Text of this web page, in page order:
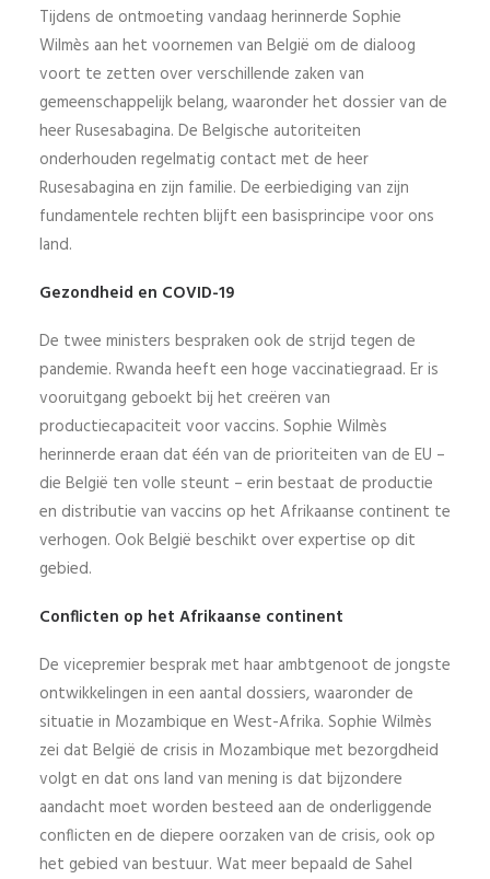
Tijdens de ontmoeting vandaag herinnerde Sophie
Wilmès aan het voornemen van België om de dialoog
voort te zetten over verschillende zaken van
gemeenschappelijk belang, waaronder het dossier van de
heer Rusesabagina. De Belgische autoriteiten
onderhouden regelmatig contact met de heer
Rusesabagina en zijn familie. De eerbiediging van zijn
fundamentele rechten blijft een basisprincipe voor ons
land.
Gezondheid en COVID-19
De twee ministers bespraken ook de strijd tegen de
pandemie. Rwanda heeft een hoge vaccinatiegraad. Er is
vooruitgang geboekt bij het creëren van
productiecapaciteit voor vaccins. Sophie Wilmès
herinnerde eraan dat één van de prioriteiten van de EU –
die België ten volle steunt – erin bestaat de productie
en distributie van vaccins op het Afrikaanse continent te
verhogen. Ook België beschikt over expertise op dit
gebied.
Conflicten op het Afrikaanse continent
De vicepremier besprak met haar ambtgenoot de jongste
ontwikkelingen in een aantal dossiers, waaronder de
situatie in Mozambique en West-Afrika. Sophie Wilmès
zei dat België de crisis in Mozambique met bezorgdheid
volgt en dat ons land van mening is dat bijzondere
aandacht moet worden besteed aan de onderliggende
conflicten en de diepere oorzaken van de crisis, ook op
het gebied van bestuur. Wat meer bepaald de Sahel